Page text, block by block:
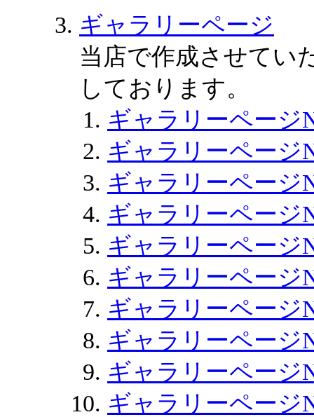
ギャラリーページ
当店で作成させてい
しております。
ギャラリーページ
ギャラリーページ
ギャラリーページ
ギャラリーページ
ギャラリーページ
ギャラリーページ
ギャラリーページ
ギャラリーページ
ギャラリーページ
ギャラリーページ